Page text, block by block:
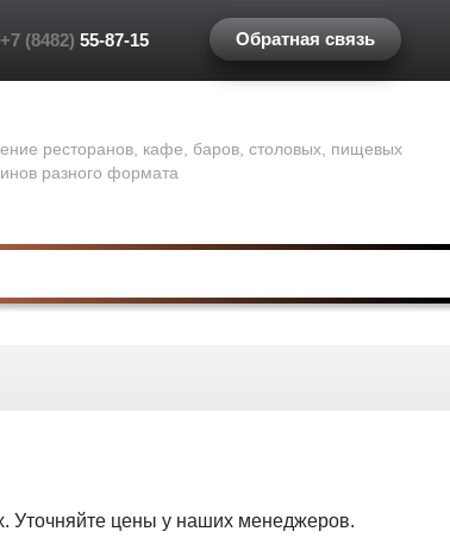
+7 (8482) 55-87-15 Обратная связь
ресторанов, кафе, баров, столовых, пищевых
разного формата
Уточняйте цены у наших менеджеров.